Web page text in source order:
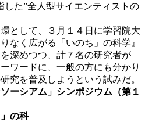
した”全人型サイエンティストの
として、３月１４日に学習院大
なく広がる「いのち」の科学』
深めつつ、計７名の研究者が
ワードに、一般の方にも分かり
究を普及しようという試みだ。
ーシアム」シンポジウム（第１
の科